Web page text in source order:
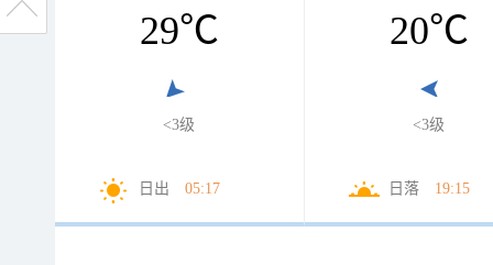
29℃
<3级
日出 05:17
20℃
<3级
日落 19:15